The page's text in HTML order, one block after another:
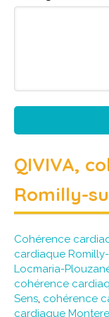
QIVIVA,
Romilly-
Cohérence
cardiaque
Locmaria-
cohérence
Sens, cohérence
cardiaque